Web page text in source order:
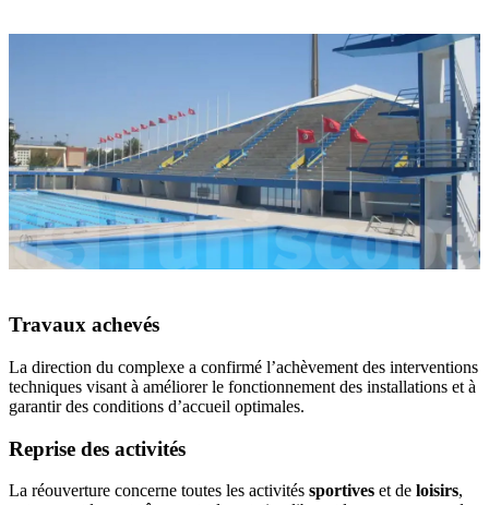
Travaux achevés
La direction du complexe a confirmé l’achèvement des interventions
techniques visant à améliorer le fonctionnement des installations et à
garantir des conditions d’accueil optimales.
Reprise des activités
La réouverture concerne toutes les activités sportives et de loisirs,